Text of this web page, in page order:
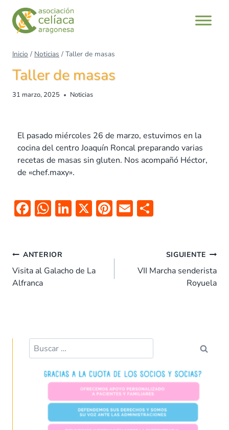
Inicio / Noticias / Taller de masas
Taller de masas
31 marzo, 2025 Noticias
El pasado miércoles 26 de marzo, estuvimos en la
cocina del centro Joaquín Roncal preparando varias
recetas de masas sin gluten. Nos acompañó Héctor,
de «chef.maxy».
F
b
o
o
W
s
A
Li
dI
X Pi
es
t
E
ar
ANTERIOR
Visita al Galacho de La
Alfranca
SIGUIENTE
VII Marcha senderista
Royuela